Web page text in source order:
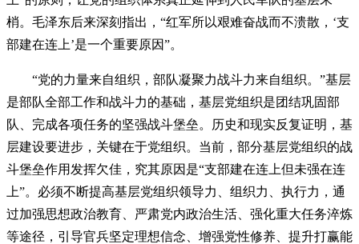
梢。毛泽东后来深刻指出，“红军所以艰难奋战而不溃散，‘支
部建在连上’是一个重要原因”。
“党的力量来自组织，部队凝聚力战斗力来自组织。”基层
是部队全部工作和战斗力的基础，基层党组织是团结巩固部
队、完成各项任务的坚强战斗堡垒。历史和现实反复证明，基
层建设要进步，关键在于党组织。当前，部分基层党组织的战
斗堡垒作用发挥欠佳，究其原因是“支部建在连上但未强在连
上”。必须不断提高基层党组织领导力、组织力、执行力，通
过加强思想政治教育、严肃党内政治生活、强化重大任务淬炼
等途径，引导官兵坚定理想信念、增强党性修养、提升打赢能